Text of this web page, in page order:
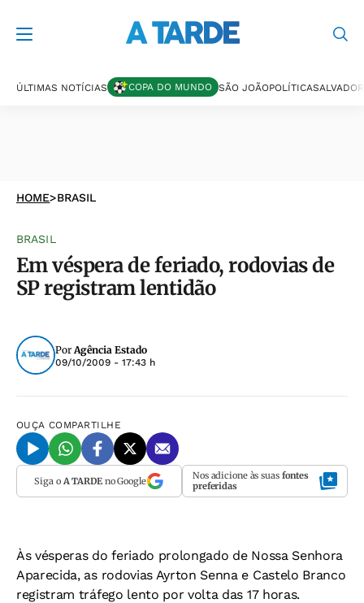
ÚLTIMAS NOTÍCIAS COPA DO MUNDO SÃO JOÃOPOLÍTICASALVADOR
HOME>BRASIL
BRASIL
Em véspera de feriado, rodovias de
SP registram lentidão
PorAgência Estado
09/10/2009 - 17:43 h
OUÇA COMPARTILHE
Siga o A TARDEno Google Nos adicione às suas fontes
preferidas
Às vésperas do feriado prolongado de Nossa Senhora
Aparecida, as rodovias Ayrton Senna e Castelo Branco
registram tráfego lento por volta das 17 horas.